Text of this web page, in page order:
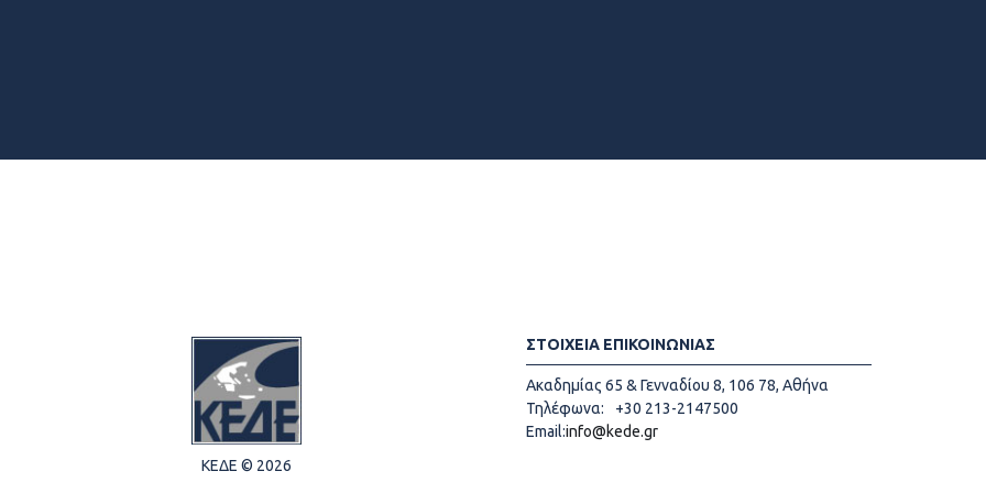
ΚΕΔΕ © 2026
ΣΤΟΙΧΕΙΑ ΕΠΙΚΟΙΝΩΝΙΑΣ
Ακαδημίας 65 & Γενναδίου 8, 106 78, Αθήνα
Τηλέφωνα:
+30 213-2147500
Email:info@kede.gr